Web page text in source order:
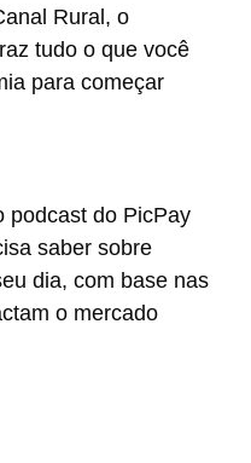
Rural, o
tudo o que você
para começar
podcast do PicPay
saber sobre
dia, com base nas
o mercado